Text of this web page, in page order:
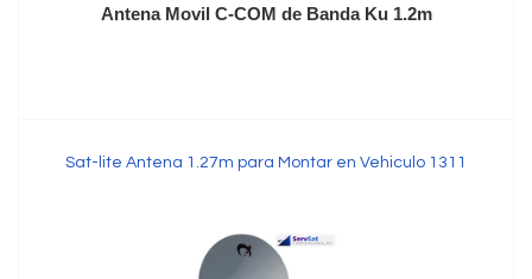
Antena Movil C-COM de Banda Ku 1.2m
Sat-lite Antena 1.27m para Montar en Vehiculo 1311